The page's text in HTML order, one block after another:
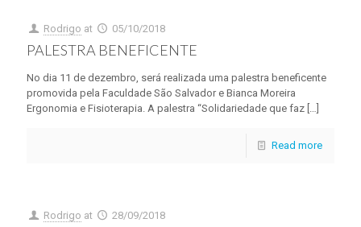
Rodrigo at 05/10/2018
PALESTRA BENEFICENTE
No dia 11 de dezembro, será realizada uma palestra beneficente
promovida pela Faculdade São Salvador e Bianca Moreira
Ergonomia e Fisioterapia. A palestra “Solidariedade que faz […]
Read more
Rodrigo at 28/09/2018